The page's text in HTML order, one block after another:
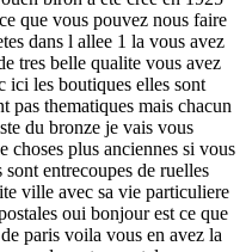
que vous pouvez nous faire
dans l allee 1 la vous avez
tres belle qualite vous avez
ici les boutiques elles sont
pas thematiques mais chacun
du bronze je vais vous
choses plus anciennes si vous
entrecoupes de ruelles
ville avec sa vie particuliere
oui bonjour est ce que
paris voila vous en avez la